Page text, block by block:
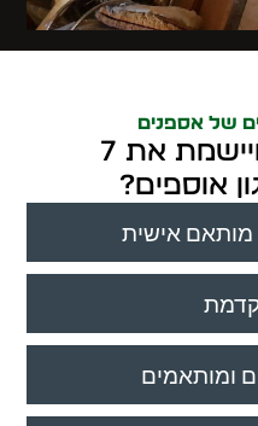
של אספנים
כיצד שי פינוי דירה מיישמת את 7
אוספים?
מותאם אישית
ומותאמים